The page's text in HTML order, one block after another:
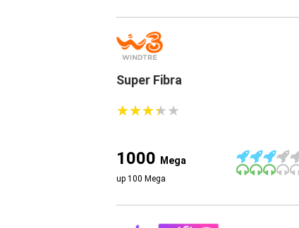
Super Fibra
★★★★★
★★★★★
1000 Mega
up 100 Mega